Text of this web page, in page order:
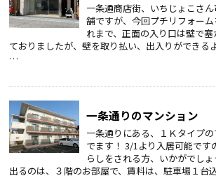
一条通商店街、いちじょこさ
舗ですが、今回プチリフォー
れまで、正面の入り口は壁で
ておりましたが、壁を取り払い、出入りができる
…
一条通りのマンション
一条通りにある、１Ｋタイプ
でます！ 3/1より入居可能です
らしをされる方、いかがでし
出るのは、３階のお部屋で、賃料は、駐車場１台